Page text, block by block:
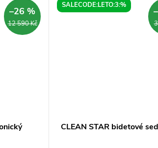
12 590 Kč
–26 %
SALECODE:LETO:3:%
CLEAN STAR bidetové